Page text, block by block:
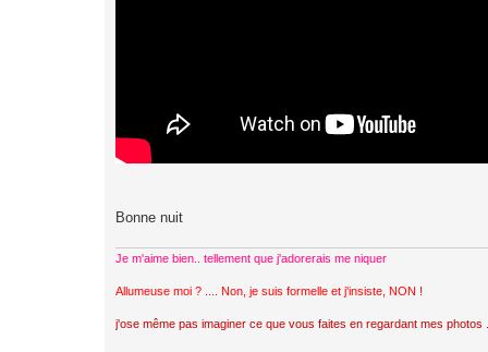
Bonne nuit
Je m'aime bien.. tellement que j'adorerais me niquer
Allumeuse moi ? .... Non, je suis formelle et j'insiste, NON !
j'ose même pas imaginer ce que vous faites en regardant mes